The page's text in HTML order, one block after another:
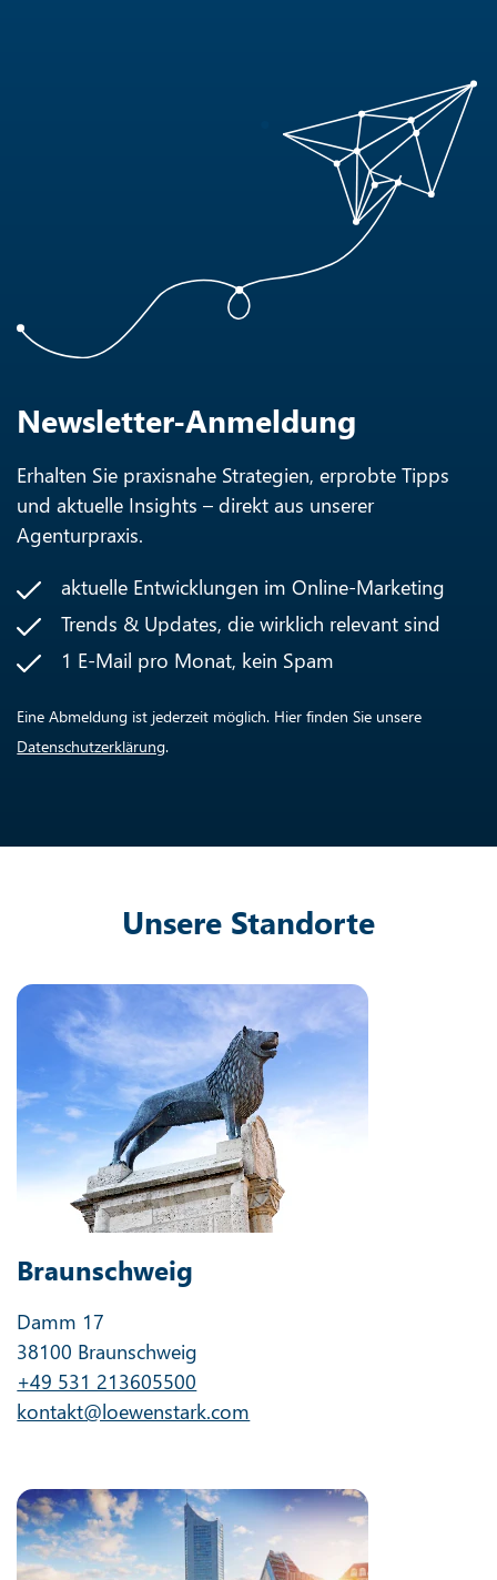
Newsletter-Anmeldung
Erhalten Sie praxisnahe Strategien, erprobte Tipps
und aktuelle Insights – direkt aus unserer
Agenturpraxis.
aktuelle Entwicklungen im Online-Marketing
Trends & Updates, die wirklich relevant sind
1 E-Mail pro Monat, kein Spam
Eine Abmeldung ist jederzeit möglich. Hier finden Sie unsere
Datenschutzerklärung.
Unsere Standorte
Braunschweig
Damm 17
38100 Braunschweig
+49 531 213605500
kontakt@loewenstark.com